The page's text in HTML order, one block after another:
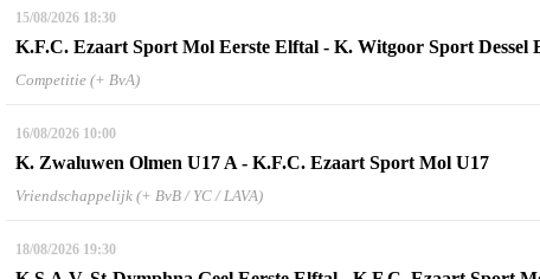
15/08/2026 18:30
K.F.C. Ezaart Sport Mol Eerste Elftal - K. Witgoor Sport Dessel
Competitie (+ BvA)
16/08/2026 10:00
K. Zwaluwen Olmen U17 A - K.F.C. Ezaart Sport Mol U17
Vriendschappelijk (+ BvB / YC / LAVA)
18/08/2026 19:30